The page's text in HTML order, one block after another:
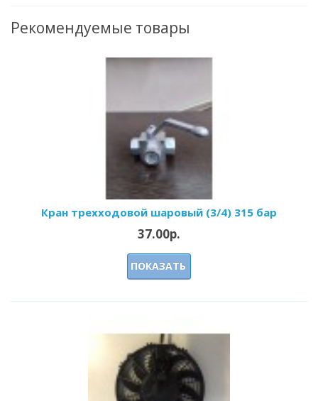
Рекомендуемые товары
Кран трехходовой шаровый (3/4) 315 бар
37.00р.
ПОКАЗАТЬ